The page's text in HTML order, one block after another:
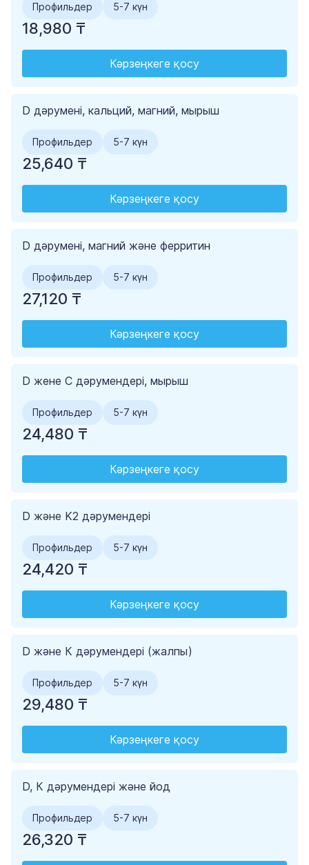
Профильдер 5-7 күн
18,980 ₸
Кәрзеңкеге қосу
D дәрумені, кальций, магний, мырыш
Профильдер 5-7 күн
25,640 ₸
Кәрзеңкеге қосу
D дәрумені, магний және ферритин
Профильдер 5-7 күн
27,120 ₸
Кәрзеңкеге қосу
D жене С дәрумендері, мырыш
Профильдер 5-7 күн
24,480 ₸
Кәрзеңкеге қосу
D және K2 дәрумендері
Профильдер 5-7 күн
24,420 ₸
Кәрзеңкеге қосу
D және К дәрумендері (жалпы)
Профильдер 5-7 күн
29,480 ₸
Кәрзеңкеге қосу
D, К дәрумендері және йод
Профильдер 5-7 күн
26,320 ₸